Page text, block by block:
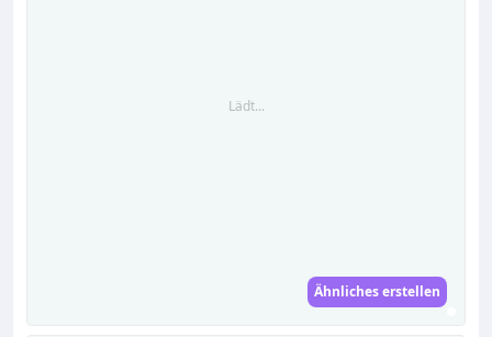
Lädt...
Ähnliches erstellen